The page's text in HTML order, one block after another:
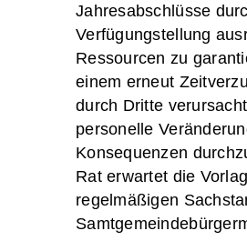
Jahresabschlüsse
Verfügungstellung
Ressourcen zu
einem erneut
durch Dritte
personelle
Konsequenzen
Rat erwartet die
regelmäßigen